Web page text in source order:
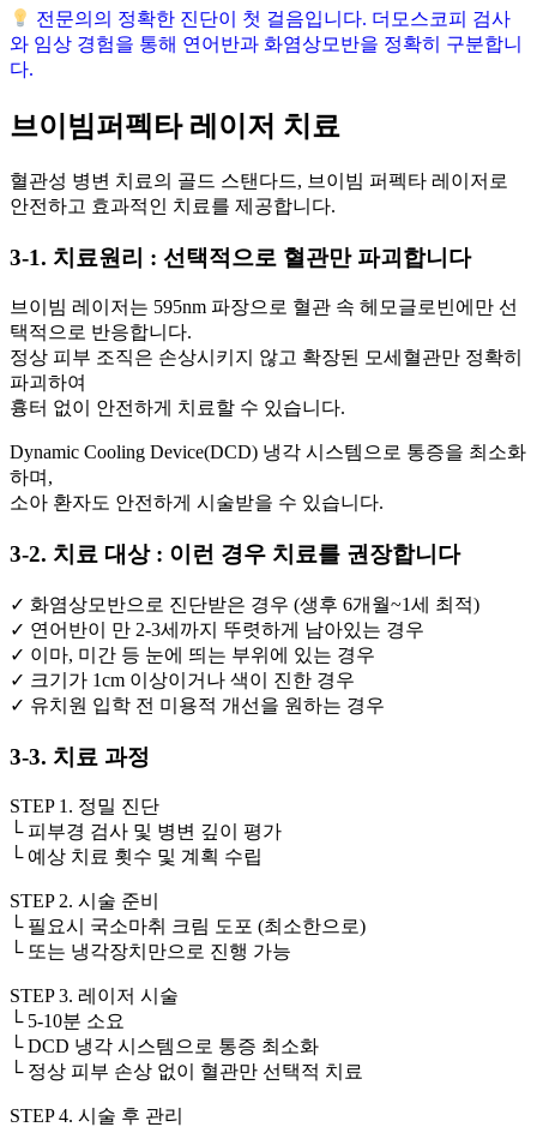
전문의의 정확한 진단이 첫 걸음입니다. 더모스코피 검사
와 임상 경험을 통해 연어반과 화염상모반을 정확히 구분합니
다.
브이빔퍼펙타 레이저 치료
혈관성 병변 치료의 골드 스탠다드, 브이빔 퍼펙타 레이저로
안전하고 효과적인 치료를 제공합니다.
3-1. 치료원리 : 선택적으로 혈관만 파괴합니다
브이빔 레이저는 595nm 파장으로 혈관 속 헤모글로빈에만 선
택적으로 반응합니다.
정상 피부 조직은 손상시키지 않고 확장된 모세혈관만 정확히
파괴하여
흉터 없이 안전하게 치료할 수 있습니다.
Dynamic Cooling Device(DCD) 냉각 시스템으로 통증을 최소화
하며,
소아 환자도 안전하게 시술받을 수 있습니다.
3-2. 치료 대상 : 이런 경우 치료를 권장합니다
✓ 화염상모반으로 진단받은 경우 (생후 6개월~1세 최적)
✓ 연어반이 만 2-3세까지 뚜렷하게 남아있는 경우
✓ 이마, 미간 등 눈에 띄는 부위에 있는 경우
✓ 크기가 1cm 이상이거나 색이 진한 경우
✓ 유치원 입학 전 미용적 개선을 원하는 경우
3-3. 치료 과정
STEP 1. 정밀 진단
└ 피부경 검사 및 병변 깊이 평가
└ 예상 치료 횟수 및 계획 수립
STEP 2. 시술 준비
└ 필요시 국소마취 크림 도포 (최소한으로)
└ 또는 냉각장치만으로 진행 가능
STEP 3. 레이저 시술
└ 5-10분 소요
└ DCD 냉각 시스템으로 통증 최소화
└ 정상 피부 손상 없이 혈관만 선택적 치료
STEP 4. 시술 후 관리